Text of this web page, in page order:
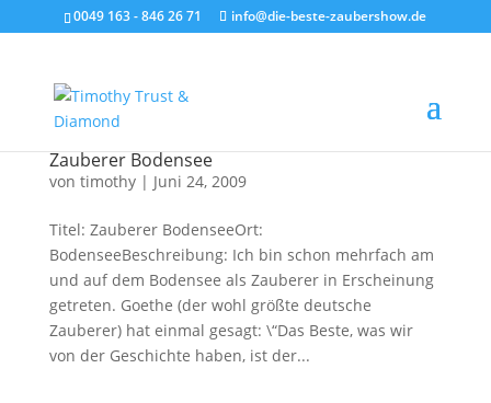
0049 163 - 846 26 71 info@die-beste-zaubershow.de
Zauberer Bodensee
von timothy| Juni 24, 2009
Titel: Zauberer BodenseeOrt:
BodenseeBeschreibung: Ich bin schon mehrfach am
und auf dem Bodensee als Zauberer in Erscheinung
getreten. Goethe (der wohl größte deutsche
Zauberer) hat einmal gesagt: \“Das Beste, was wir
von der Geschichte haben, ist der...